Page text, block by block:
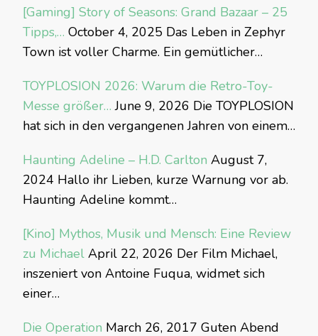
[Gaming] Story of Seasons: Grand Bazaar – 25
Tipps,… October 4, 2025 Das Leben in Zephyr
Town ist voller Charme. Ein gemütlicher…
TOYPLOSION 2026: Warum die Retro-Toy-
Messe größer… June 9, 2026 Die TOYPLOSION
hat sich in den vergangenen Jahren von einem…
Haunting Adeline – H.D. Carlton August 7,
2024 Hallo ihr Lieben, kurze Warnung vor ab.
Haunting Adeline kommt…
[Kino] Mythos, Musik und Mensch: Eine Review
zu Michael April 22, 2026 Der Film Michael,
inszeniert von Antoine Fuqua, widmet sich
einer…
Die Operation March 26, 2017 Guten Abend